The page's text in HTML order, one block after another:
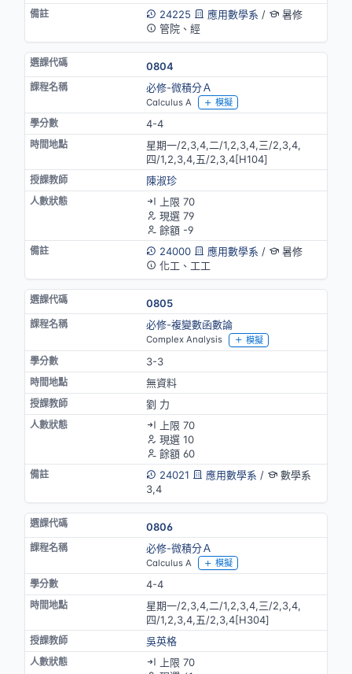
24225
應用數學系 /
暑修
管院、經
0804
必修-微積分Ａ
Calculus A 模擬
4-4
星期一/2,3,4,二/1,2,3,4,三/2,3,4,
四/1,2,3,4,五/2,3,4[H104]
陳淑珍
上限 70
現選 79
餘額 -9
24000
應用數學系 /
暑修
化工、工工
0805
必修-複變數函數論
Complex Analysis 模擬
3-3
無資料
劉 力
上限 70
現選 10
餘額 60
24021
應用數學系 /
數學系
3,4
0806
必修-微積分Ａ
Calculus A 模擬
4-4
星期一/2,3,4,二/1,2,3,4,三/2,3,4,
四/1,2,3,4,五/2,3,4[H304]
吳英格
上限 70